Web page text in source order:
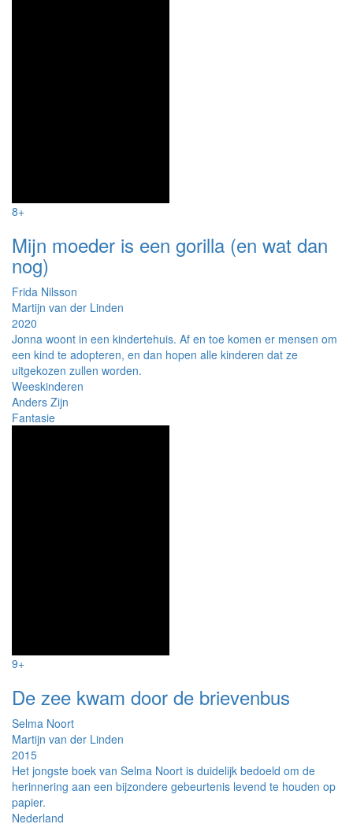
8+
Mijn moeder is een gorilla (en wat dan
nog)
Frida Nilsson
Martijn van der Linden
2020
Jonna woont in een kindertehuis. Af en toe komen er mensen om
een kind te adopteren, en dan hopen alle kinderen dat ze
uitgekozen zullen worden.
Weeskinderen
Anders Zijn
Fantasie
9+
De zee kwam door de brievenbus
Selma Noort
Martijn van der Linden
2015
Het jongste boek van Selma Noort is duidelijk bedoeld om de
herinnering aan een bijzondere gebeurtenis levend te houden op
papier.
Nederland